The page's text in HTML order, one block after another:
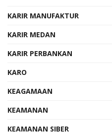
KARIR MANUFAKTUR
KARIR MEDAN
KARIR PERBANKAN
KARO
KEAGAMAAN
KEAMANAN
KEAMANAN SIBER